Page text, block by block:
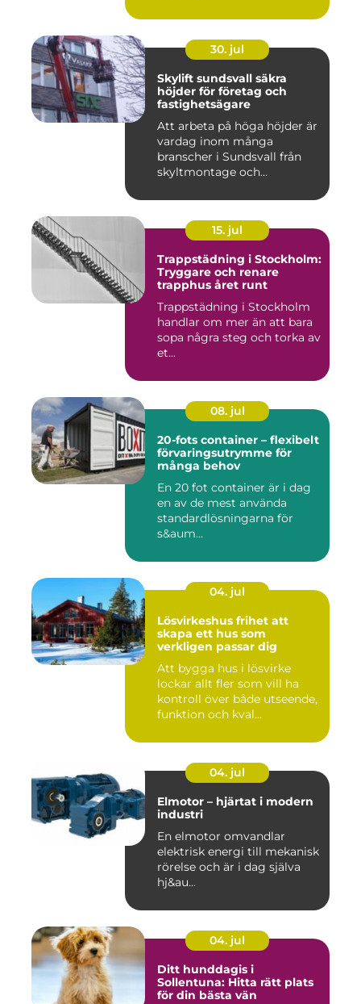
30. jul
Skylift sundsvall säkra
höjder för företag och
fastighetsägare
Att arbeta på höga höjder är
vardag inom många
branscher i Sundsvall från
skyltmontage och
15. jul
Trappstädning i Stockholm:
Tryggare och renare
trapphus året runt
Trappstädning i Stockholm
handlar om mer än att bara
sopa några steg och torka av
et...
08. jul
20-fots container – flexibelt
förvaringsutrymme för
många behov
En 20 fot container är i dag
en av de mest använda
standardlösningarna för
s&aum...
04. jul
Lösvirkeshus frihet att
skapa ett hus som
verkligen passar dig
Att bygga hus i lösvirke
lockar allt fler som vill ha
kontroll över både utseende,
funktion och kval...
04. jul
Elmotor – hjärtat i modern
industri
En elmotor omvandlar
elektrisk energi till mekanisk
rörelse och är i dag själva
hj&au...
04. jul
Ditt hunddagis i
Sollentuna: Hitta rätt plats
för din bästa vän